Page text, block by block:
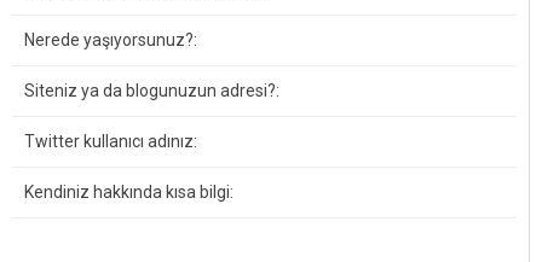
Nerede yaşıyorsunuz?:
Siteniz ya da blogunuzun adresi?:
Twitter kullanıcı adınız:
Kendiniz hakkında kısa bilgi: